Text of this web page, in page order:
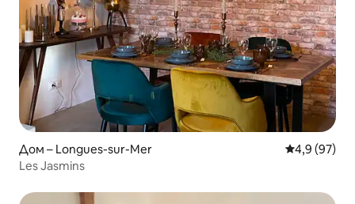
Дом – Longues-sur-Mer Средна
4,9 (97)
Les Jasmins